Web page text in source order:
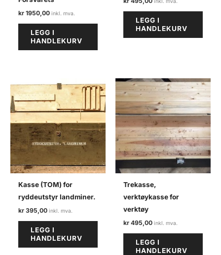
kr 1950,00
LEGG I
HANDLEKURV
LEGG I
HANDLEKURV
Kasse (TOM) for
ryddeutstyr landminer.
kr 395,00
LEGG I
HANDLEKURV
Trekasse,
verktøykasse for
verktøy
kr 495,00
LEGG I
HANDLEKURV